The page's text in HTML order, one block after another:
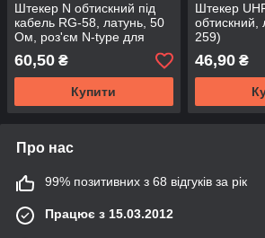
Штекер N обтискний під
кабель RG-58, латунь, 50
Ом, роз'єм N-type для
коаксіального кабелю
60,50 ₴
Купити
Штекер
обтискний,
259)
46,90₴
Про нас
99% позитивних з 68 відгуків за рік
Працює з 15.03.2012